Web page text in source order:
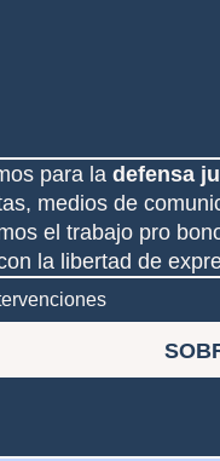
para la defensa
medios de
el trabajo pro
la libertad de